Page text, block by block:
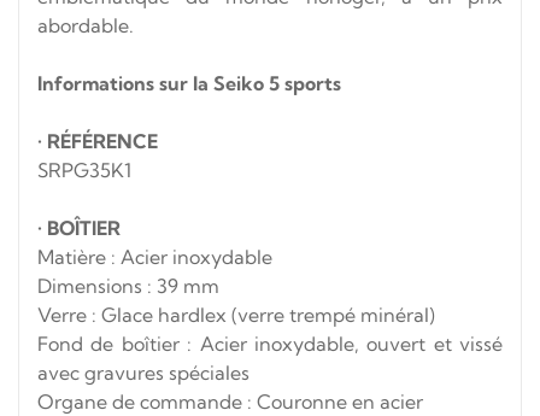
abordable.
Informations sur la Seiko 5 sports
• RÉFÉRENCE
SRPG35K1
• BOÎTIER
Matière : Acier inoxydable
Dimensions : 39 mm
Verre : Glace hardlex (verre trempé minéral)
Fond de boîtier : Acier inoxydable, ouvert et vissé
avec gravures spéciales
Organe de commande : Couronne en acier